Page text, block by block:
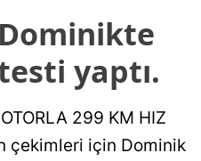
yaptı.
299 KM HIZ
çekimleri için Dominik